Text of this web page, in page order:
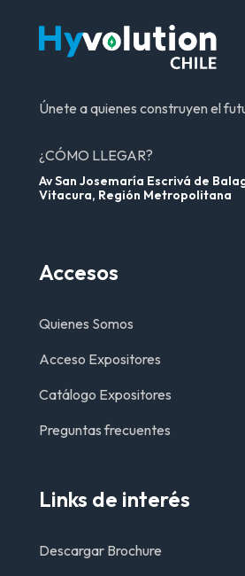
Únete a quienes construyen el
¿CÓMO LLEGAR?
Av San Josemaría Escrivá de
Vitacura, Región Metropolitana
Accesos
Quienes Somos
Acceso Expositores
Catálogo Expositores
Preguntas frecuentes
Links de interés
Descargar Brochure